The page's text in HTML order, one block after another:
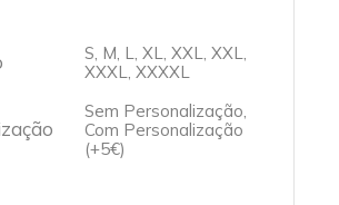
S, M, L, XL, XXL, XXL,
XXXL, XXXXL
Sem Personalização,
Com Personalização
(+5€)